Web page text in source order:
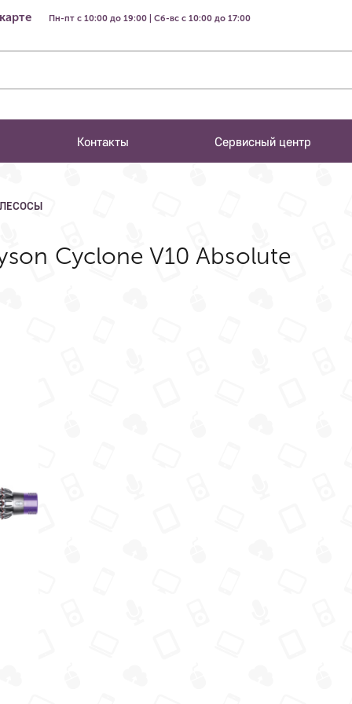
Пн-пт с 10:00 до 19:00 | Сб-вс с 10:00 до 17:00
Контакты Сервисный центр
Cyclone V10 Absolute